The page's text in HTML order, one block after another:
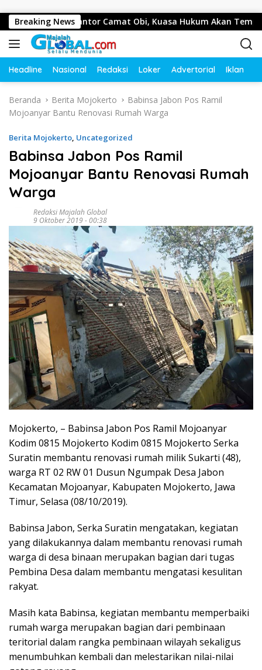
Breaking News
di Kantor Camat Obi, Kuasa Hukum Akan Tempuh
Headline Nasional Redaksi Loker Advertorial Iklan
Beranda Berita Mojokerto
Babinsa Jabon Pos Ramil
Mojoanyar Bantu Renovasi Rumah Warga
Berita Mojokerto, Uncategorized
Babinsa Jabon Pos Ramil
Mojoanyar Bantu Renovasi Rumah
Warga
Redaksi Majalah Global
9 Oktober 2019 - 00:38
Mojokerto, – Babinsa Jabon Pos Ramil Mojoanyar
Kodim 0815 Mojokerto Kodim 0815 Mojokerto Serka
Suratin membantu renovasi rumah milik Sukarti (48),
warga RT 02 RW 01 Dusun Ngumpak Desa Jabon
Kecamatan Mojoanyar, Kabupaten Mojokerto, Jawa
Timur, Selasa (08/10/2019).
Babinsa Jabon, Serka Suratin mengatakan, kegiatan
yang dilakukannya dalam membantu renovasi rumah
warga di desa binaan merupakan bagian dari tugas
Pembina Desa dalam membantu mengatasi kesulitan
rakyat.
Masih kata Babinsa, kegiatan membantu memperbaiki
rumah warga merupakan bagian dari pembinaan
teritorial dalam rangka pembinaan wilayah sekaligus
menumbuhkan kembali dan melestarikan nilai-nilai